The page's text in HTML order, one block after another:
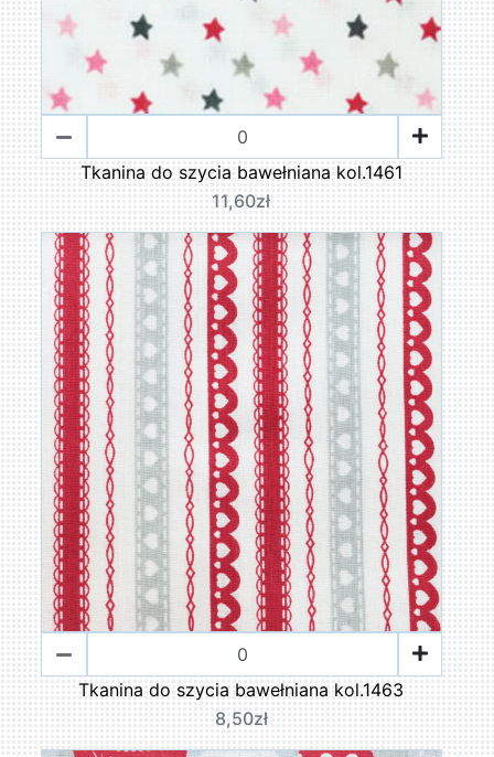
Tkanina do szycia bawełniana kol.1461
11,60zł
Tkanina do szycia bawełniana kol.1463
8,50zł